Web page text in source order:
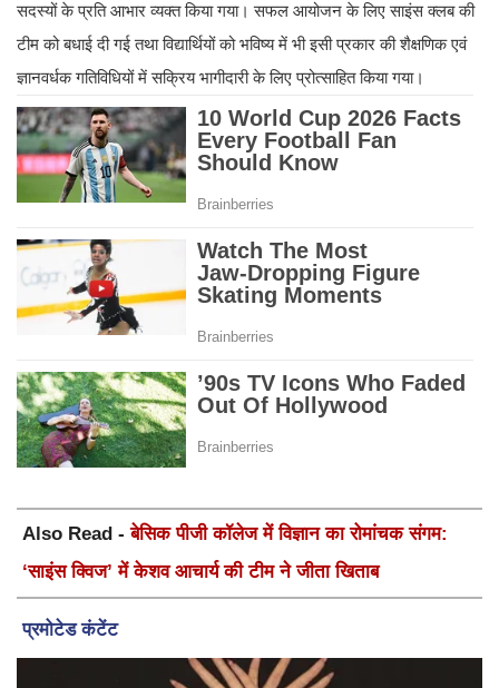
सदस्यों के प्रति आभार व्यक्त किया गया। सफल आयोजन के लिए साइंस क्लब की
टीम को बधाई दी गई तथा विद्यार्थियों को भविष्य में भी इसी प्रकार की शैक्षणिक एवं
ज्ञानवर्धक गतिविधियों में सक्रिय भागीदारी के लिए प्रोत्साहित किया गया।
Also Read -बेसिक पीजी कॉलेज में विज्ञान का रोमांचक संगम:
‘साइंस क्विज’ में केशव आचार्य की टीम ने जीता खिताब